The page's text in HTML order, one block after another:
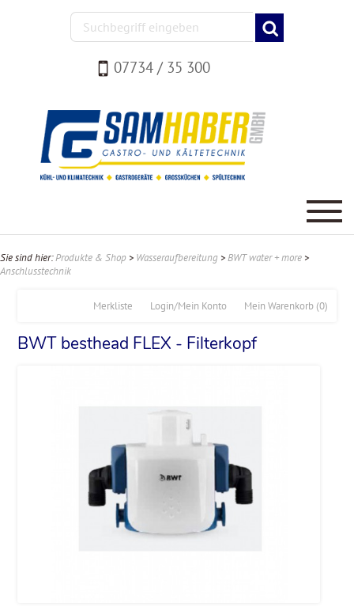
07734 / 35 300
Sie sind hier:Produkte & Shop > Wasseraufbereitung >BWT water + more >
Anschlusstechnik
Mein Warenkorb (0)
Login/Mein Konto
Merkliste
BWT besthead FLEX - Filterkopf